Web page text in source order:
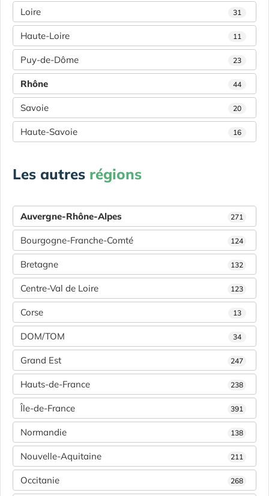
Loire 31
Haute-Loire 11
Puy-de-Dôme 23
Rhône 44
Savoie 20
Haute-Savoie 16
Les autres régions
Auvergne-Rhône-Alpes 271
Bourgogne-Franche-Comté 124
Bretagne 132
Centre-Val de Loire 123
Corse 13
DOM/TOM 34
Grand Est 247
Hauts-de-France 238
Île-de-France 391
Normandie 138
Nouvelle-Aquitaine 211
Occitanie 268